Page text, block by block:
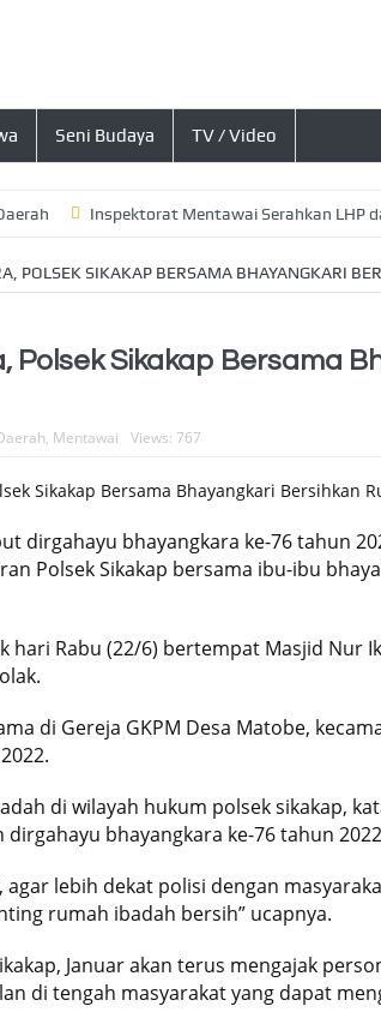
Seni Budaya TV / Video
Inspektorat Mentawai Serahkan LHP dan
POLSEK SIKAKAP BERSAMA BHAYANGKARI
Polsek Sikakap Bersama
, Mentawai Views: 767
dirgahayu bhayangkara ke-76 tahun
Polsek Sikakap bersama ibu-ibu
Rabu (22/6) bertempat Masjid Nur
di Gereja GKPM Desa Matobe,
di wilayah hukum polsek sikakap,
bhayangkara ke-76 tahun
lebih dekat polisi dengan
rumah ibadah bersih” ucapnya.
Januar akan terus mengajak
di tengah masyarakat yang dapat